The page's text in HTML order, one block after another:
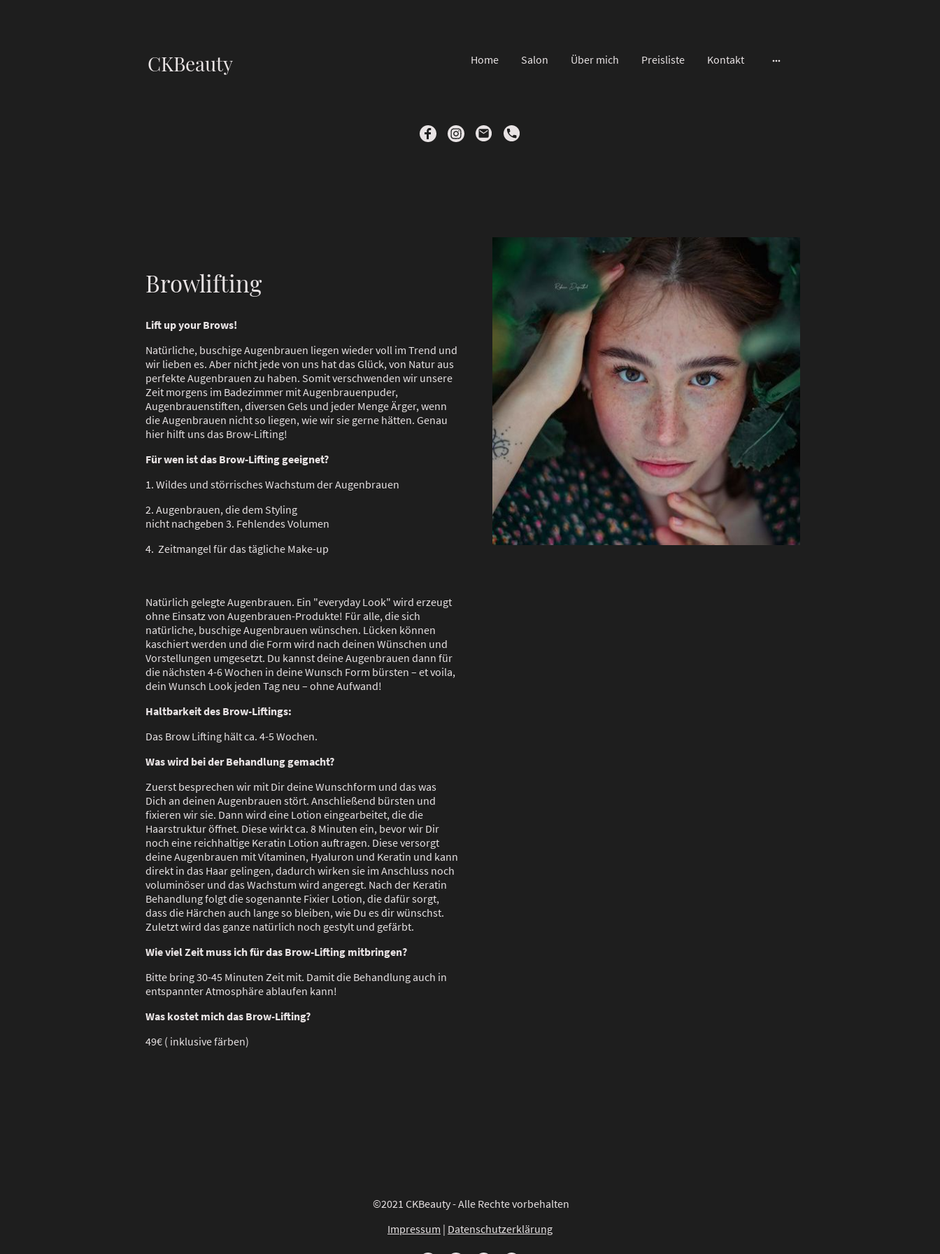
CKBeauty Home Salon Über mich Preisliste Kontakt
Browlifting
Lift up your Brows!
Natürliche, buschige Augenbrauen liegen wieder voll im Trend und
wir lieben es. Aber nicht jede von uns hat das Glück, von Natur aus
perfekte Augenbrauen zu haben. Somit verschwenden wir unsere
Zeit morgens im Badezimmer mit Augenbrauenpuder,
Augenbrauenstiften, diversen Gels und jeder Menge Ärger, wenn
die Augenbrauen nicht so liegen, wie wir sie gerne hätten. Genau
hier hilft uns das Brow-Lifting!
Für wen ist das Brow-Lifting geeignet?
1. Wildes und störrisches Wachstum der Augenbrauen
2. Augenbrauen, die dem Styling
nicht nachgeben 3. Fehlendes Volumen
4. Zeitmangel für das tägliche Make-up
Natürlich gelegte Augenbrauen. Ein "everyday Look" wird erzeugt
ohne Einsatz von Augenbrauen-Produkte! Für alle, die sich
natürliche, buschige Augenbrauen wünschen. Lücken können
kaschiert werden und die Form wird nach deinen Wünschen und
Vorstellungen umgesetzt. Du kannst deine Augenbrauen dann für
die nächsten 4-6 Wochen in deine Wunsch Form bürsten – et voila,
dein Wunsch Look jeden Tag neu – ohne Aufwand!
Haltbarkeit des Brow-Liftings:
Das Brow Lifting hält ca. 4-5 Wochen.
Was wird bei der Behandlung gemacht?
Zuerst besprechen wir mit Dir deine Wunschform und das was
Dich an deinen Augenbrauen stört. Anschließend bürsten und
fixieren wir sie. Dann wird eine Lotion eingearbeitet, die die
Haarstruktur öffnet. Diese wirkt ca. 8 Minuten ein, bevor wir Dir
noch eine reichhaltige Keratin Lotion auftragen. Diese versorgt
deine Augenbrauen mit Vitaminen, Hyaluron und Keratin und kann
direkt in das Haar gelingen, dadurch wirken sie im Anschluss noch
voluminöser und das Wachstum wird angeregt. Nach der Keratin
Behandlung folgt die sogenannte Fixier Lotion, die dafür sorgt,
dass die Härchen auch lange so bleiben, wie Du es dir wünschst.
Zuletzt wird das ganze natürlich noch gestylt und gefärbt.
Wie viel Zeit muss ich für das Brow-Lifting mitbringen?
Bitte bring 30-45 Minuten Zeit mit. Damit die Behandlung auch in
entspannter Atmosphäre ablaufen kann!
Was kostet mich das Brow-Lifting?
49€ ( inklusive färben)
©2021 CKBeauty - Alle Rechte vorbehalten
Impressum | Datenschutzerklärung